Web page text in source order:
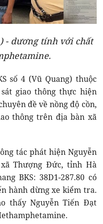
- dương tính với chất
số 4 (Vũ Quang) thuộc
giao thông thực hiện
đề về nồng độ cồn,
thông trên địa bàn xã
tác phát hiện Nguyễn
Thượng Đức, tỉnh Hà
BKS: 38D1-287.80 có
hành dừng xe kiểm tra.
thấy Nguyễn Tiến Đạt